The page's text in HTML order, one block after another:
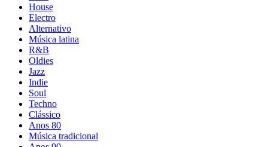
House
Electro
Alternativo
Música latina
R&B
Oldies
Jazz
Indie
Soul
Techno
Clássico
Anos 80
Música tradicional